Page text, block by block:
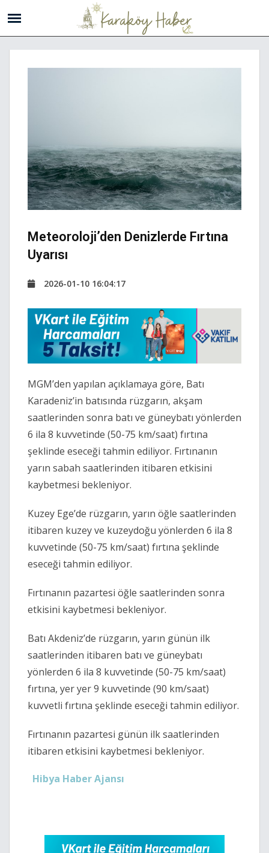
Meteoroloji’den Denizlerde Fırtına
Uyarısı
2026-01-10 16:04:17
MGM’den yapılan açıklamaya göre, Batı
Karadeniz’in batısında rüzgarın, akşam
saatlerinden sonra batı ve güneybatı yönlerden
6 ila 8 kuvvetinde (50-75 km/saat) fırtına
şeklinde eseceği tahmin ediliyor. Fırtınanın
yarın sabah saatlerinden itibaren etkisini
kaybetmesi bekleniyor.
Kuzey Ege’de rüzgarın, yarın öğle saatlerinden
itibaren kuzey ve kuzeydoğu yönlerden 6 ila 8
kuvvetinde (50-75 km/saat) fırtına şeklinde
eseceği tahmin ediliyor.
Fırtınanın pazartesi öğle saatlerinden sonra
etkisini kaybetmesi bekleniyor.
Batı Akdeniz’de rüzgarın, yarın günün ilk
saatlerinden itibaren batı ve güneybatı
yönlerden 6 ila 8 kuvvetinde (50-75 km/saat)
fırtına, yer yer 9 kuvvetinde (90 km/saat)
kuvvetli fırtına şeklinde eseceği tahmin ediliyor.
Fırtınanın pazartesi günün ilk saatlerinden
itibaren etkisini kaybetmesi bekleniyor.
Hibya Haber Ajansı